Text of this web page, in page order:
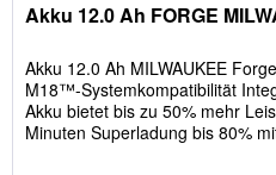
Akku 12.0 Ah FORGE
Akku 12.0 Ah MILWAUKEE
M18™-Systemkompatibilität
Akku bietet bis zu 50% mehr
Minuten Superladung bis 80%